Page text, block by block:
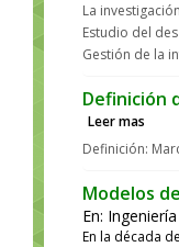
La
Estudio del
Gestión de la
Definición
Leer mas
Definición:
Modelos
En:
En la década